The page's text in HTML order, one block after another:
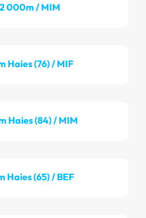
2 000m / MIM
Haies (76) / MIF
Haies (84) / MIM
Haies (65) / BEF